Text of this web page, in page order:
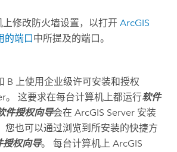
修改防火墙设置，以打开 ArcGIS
的端口中所提及的端口。
B 上使用企业级许可安装和授权
。 这要求在每台计算机上都运行软件
件授权向导会在 ArcGIS Server安装
您也可以通过浏览到所安装的快捷方
授权向导。 每台计算机上 ArcGIS